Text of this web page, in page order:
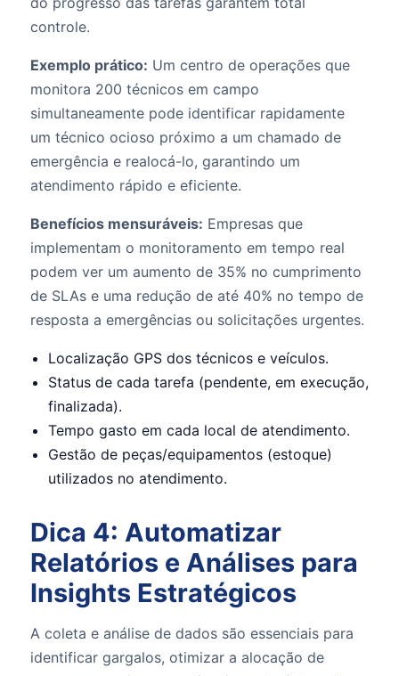
controle.
Exemplo prático: Um centro de operações que
monitora 200 técnicos em campo
simultaneamente pode identificar rapidamente
um técnico ocioso próximo a um chamado de
emergência e realocá-lo, garantindo um
atendimento rápido e eficiente.
Benefícios mensuráveis: Empresas que
implementam o monitoramento em tempo real
podem ver um aumento de 35% no cumprimento
de SLAs e uma redução de até 40% no tempo de
resposta a emergências ou solicitações urgentes.
Localização GPS dos técnicos e veículos.
Status de cada tarefa (pendente, em execução,
finalizada).
Tempo gasto em cada local de atendimento.
Gestão de peças/equipamentos (estoque)
utilizados no atendimento.
Dica 4: Automatizar
Relatórios e Análises para
Insights Estratégicos
A coleta e análise de dados são essenciais para
identificar gargalos, otimizar a alocação de